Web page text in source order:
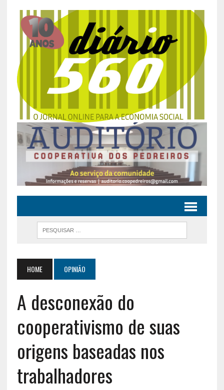
HOME OPINIÃO
A desconexão do
cooperativismo de suas
origens baseadas nos
trabalhadores